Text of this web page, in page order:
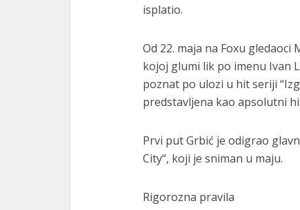
isplatio.
Od 22. maja na Foxu gledaoci
kojoj glumi lik po imenu Ivan
poznat po ulozi u hit seriji
predstavljena kao apsolutni
Prvi put Grbić je odigrao
City“, koji je sniman u maju.
Rigorozna pravila